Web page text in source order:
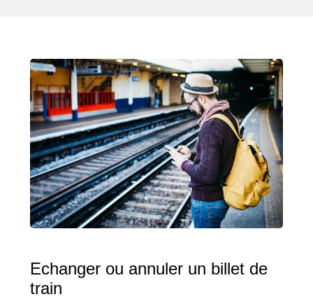
Echanger ou annuler un billet de
train